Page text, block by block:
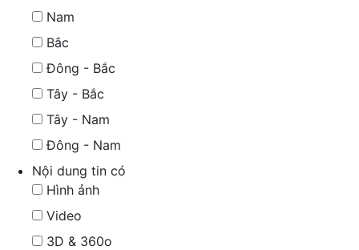
Nam
Bắc
Đông - Bắc
Tây - Bắc
Tây - Nam
Đông - Nam
Nội dung tin có
Hình ảnh
Video
3D & 360o